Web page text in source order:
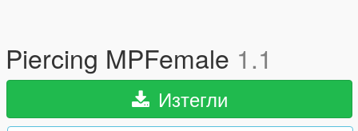
Piercing MPFemale 1.1
Изтегли